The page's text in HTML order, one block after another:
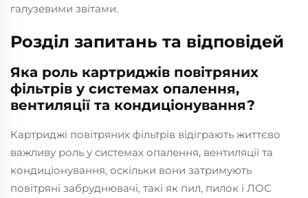
галузевими звітами.
Розділ запитань та відповідей
Яка роль картриджів повітряних
фільтрів у системах опалення,
вентиляції та кондиціонування?
Картриджі повітряних фільтрів відіграють життєво
важливу роль у системах опалення, вентиляції та
кондиціонування, оскільки вони затримують
повітряні забруднювачі, такі як пил, пилок і ЛОС